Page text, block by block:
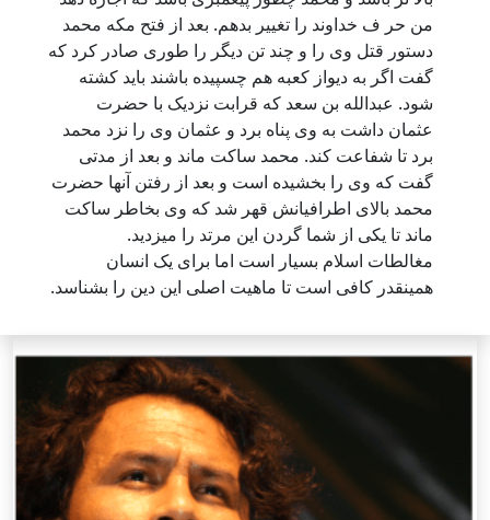
من حر ف خداوند را تغییر بدهم. بعد از فتح مکه محمد
دستور قتل وی را و چند تن دیگر را طوری صادر کرد که
گفت اگر به دیواز کعبه هم چسپیده باشند باید کشته
شود. عبدالله بن سعد که قرابت نزدیک با حضرت
عثمان داشت به وی پناه برد و عثمان وی را نزد محمد
برد تا شفاعت کند. محمد ساکت ماند و بعد از مدتی
گفت که وی را بخشیده است و بعد از رفتن آنها حضرت
محمد بالای اطرافیانش قهر شد که وی بخاطر ساکت
ماند تا یکی از شما گردن این مرتد را میزدید.
مغالطات اسلام بسیار است اما برای یک انسان
همینقدر کافی است تا ماهیت اصلی این دین را بشناسد.